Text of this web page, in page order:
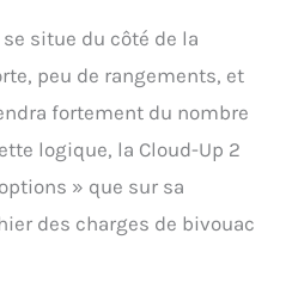
situe du côté de la
peu de rangements, et
fortement du nombre
logique, la Cloud-Up 2
» que sur sa
des charges de bivouac